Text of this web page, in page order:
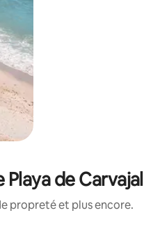
de Carvajal
propreté et plus encore.